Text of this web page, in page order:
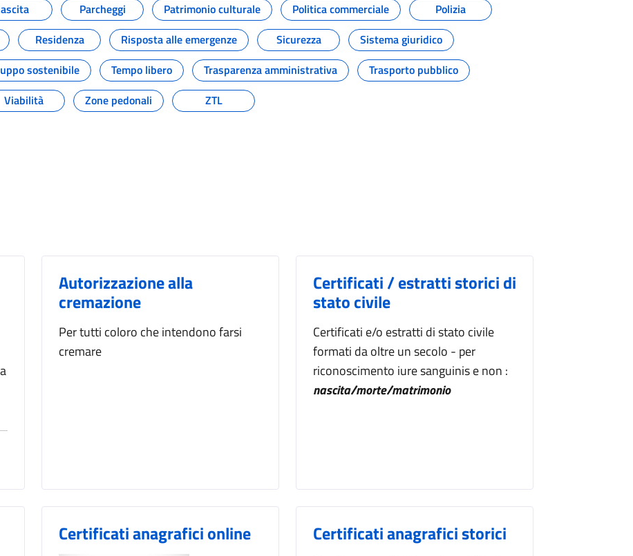
Parcheggi Patrimonio culturale Politica commerciale
Polizia
Residenza Risposta alle emergenze Sicurezza
Sistema giuridico
sostenibile Tempo libero Trasparenza amministrativa
Trasporto pubblico
Viabilità Zone pedonali ZTL
Autorizzazione alla
cremazione
Per tutti coloro che intendono farsi
cremare
Certificati / estratti storici di
stato civile
Certificati e/o estratti di stato civile
formati da oltre un secolo - per
riconoscimento iure sanguinis e non :
nascita/morte/matrimonio
Certificati anagrafici online Certificati anagrafici storici